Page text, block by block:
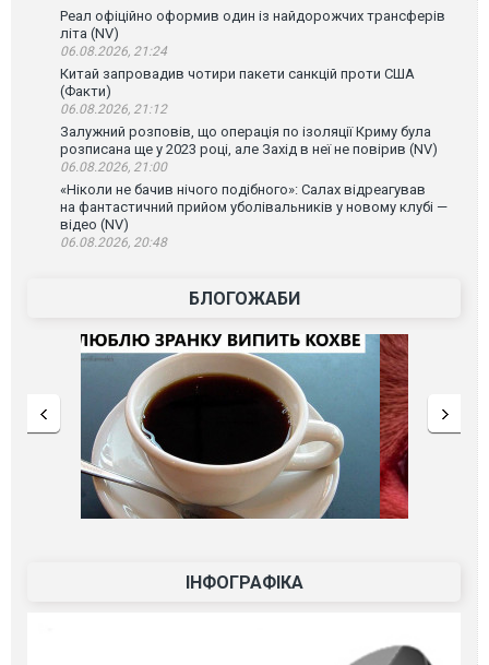
Реал офіційно оформив один із найдорожчих трансферів
літа (NV)
06.08.2026, 21:24
Китай запровадив чотири пакети санкцій проти США
(Факти)
06.08.2026, 21:12
Залужний розповів, що операція по ізоляції Криму була
розписана ще у 2023 році, але Захід в неї не повірив (NV)
06.08.2026, 21:00
«Ніколи не бачив нічого подібного»: Салах відреагував
на фантастичний прийом уболівальників у новому клубі —
відео (NV)
06.08.2026, 20:48
БЛОГОЖАБИ
ІНФОГРАФІКА